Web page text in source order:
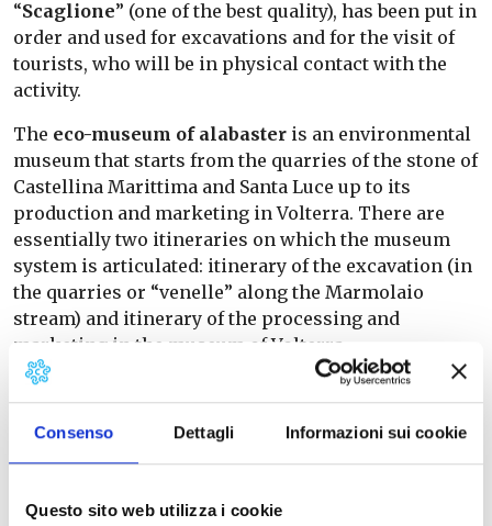
Consenso Dettagli Informazioni sui cookie
Questo sito web utilizza i cookie
“Scaglione” (one of the best quality), has been put in
order and used for excavations and for the visit of
tourists, who will be in physical contact with the
activity.
The eco-museum of alabaster is an environmental
museum that starts from the quarries of the stone of
Castellina Marittima and Santa Luce up to its
production and marketing in Volterra. There are
essentially two itineraries on which the museum
system is articulated: itinerary of the excavation (in
the quarries or “venelle” along the Marmolaio
stream) and itinerary of the processing and
marketing in the museum of Volterra.
Opening time 2026
17.30-21.00 Sat and Sun (Lune, july, august)
339.4059776